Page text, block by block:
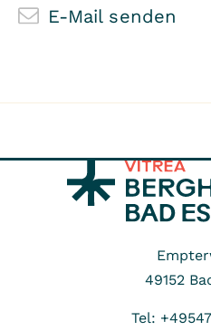
E-Mail senden
49152
Tel: